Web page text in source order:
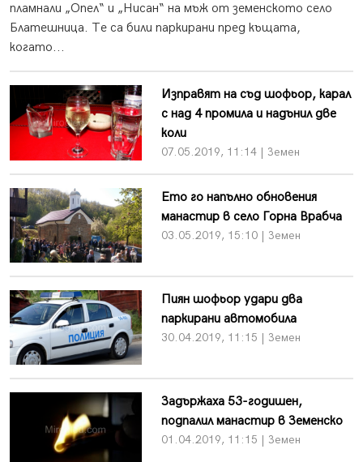
пламнали „Опел“ и „Нисан“ на мъж от земенското село
Блатешница. Те са били паркирани пред къщата,
когато...
Изправят на съд шофьор, карал
с над 4 промила и надънил две
коли
07.05.2019, 11:14 | Земен
Ето го напълно обновения
манастир в село Горна Врабча
03.05.2019, 15:10 | Земен
Пиян шофьор удари два
паркирани автомобила
30.04.2019, 11:15 | Земен
Задържаха 53-годишен,
подпалил манастир в Земенско
01.04.2019, 11:15 | Земен